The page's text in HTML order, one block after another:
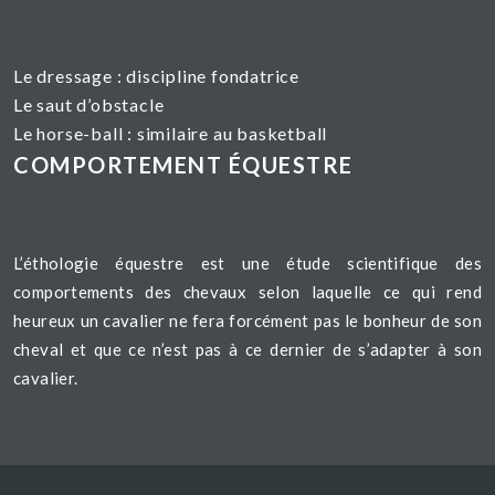
Le dressage :discipline fondatrice
Le saut d’obstacle
Le horse-ball : similaire au basketball
COMPORTEMENT ÉQUESTRE
L’éthologie équestre est une étude scientifique des
comportements des chevaux selon laquelle ce qui rend
heureux un cavalier ne fera forcément pas le bonheur de son
cheval et que ce n’est pas à ce dernier de s’adapter à son
cavalier.